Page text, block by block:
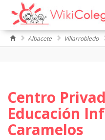
Albacete Villarrobledo
Centro
Educación
Caramelos